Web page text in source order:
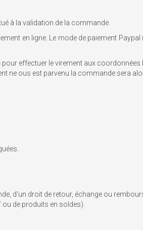
à la validation de la commande.
en ligne. Le mode de paiement
effectuer le virement aux coordonnées
ne ous est parvenu la commande sera
d'un droit de retour, échange ou
de produits en soldes).